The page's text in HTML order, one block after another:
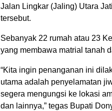
Jalan Lingkar (Jaling) Utara
tersebut.
Sebanyak 22 rumah atau 23
yang membawa matrial tanah
“Kita ingin penanganan ini
utama adalah penyelamatan
segera mengungsi ke lokasi
dan lainnya,” tegas Bupati